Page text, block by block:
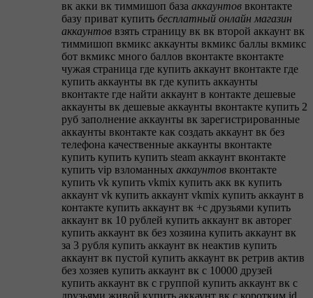
вк акки вк тиммишоп база аккаунтов вконтакте
базу приват купить бесплатный онлайн магазин
аккаунтов взять страницу вк вк второй аккаунт вк
тиммишоп вкмикс аккаунты вкмикс баллы вкмикс
бот вкмикс много баллов вконтакте вконтакте
чужая страница где купить аккаунт вконтакте где
купить аккаунты вк где купить аккаунты
вконтакте где найти аккаунт в контакте дешевые
аккаунты вк дешевые аккаунты вконтакте купить 2
руб заполнение аккаунты вк зарегистрированные
аккаунты вконтакте как создать аккаунт вк без
телефона качественные аккаунты вконтакте
купить купить купить steam аккаунт вконтакте
купить vip взломанных аккаунтов вконтакте
купить vk купить vkmix купить акк вк купить
аккаунт vk купить аккаунт vkmix купить аккаунт в
контакте купить аккаунт вк +с друзьями купить
аккаунт вк 10 рублей купить аккаунт вк авторег
купить аккаунт вк без хозяина купить аккаунт вк
за 3 рубля купить аккаунт вк неактив купить
аккаунт вк пустой купить аккаунт вк ретрив актив
без хозяев купить аккаунт вк с 10000 друзей
купить аккаунт вк с группой купить аккаунт вк с